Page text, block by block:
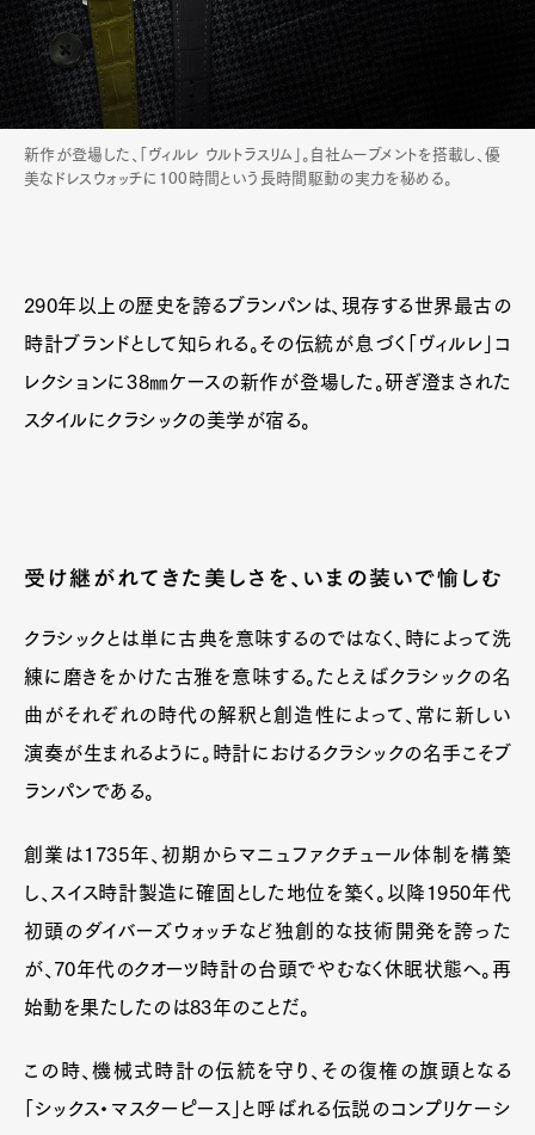
新作が登場した、「ヴィルレ ウルトラスリム」。自社ムーブメントを搭載し、優
美なドレスウォッチに100時間という長時間駆動の実力を秘める。
290年以上の歴史を誇るブランパンは、現存する世界最古の
時計ブランドとして知られる。その伝統が息づく「ヴィルレ」コ
レクションに38㎜ケースの新作が登場した。研ぎ澄まされた
スタイルにクラシックの美学が宿る。
受け継がれてきた美しさを、いまの装いで愉しむ
クラシックとは単に古典を意味するのではなく、時によって洗
練に磨きをかけた古雅を意味する。たとえばクラシックの名
曲がそれぞれの時代の解釈と創造性によって、常に新しい
演奏が生まれるように。時計におけるクラシックの名手こそブ
ランパンである。
創業は1735年、初期からマニュファクチュール体制を構築
し、スイス時計製造に確固とした地位を築く。以降1950年代
初頭のダイバーズウォッチなど独創的な技術開発を誇った
が、70年代のクオーツ時計の台頭でやむなく休眠状態へ。再
始動を果たしたのは83年のことだ。
この時、機械式時計の伝統を守り、その復権の旗頭となる
「シックス・マスターピース」と呼ばれる伝説のコンプリケーシ